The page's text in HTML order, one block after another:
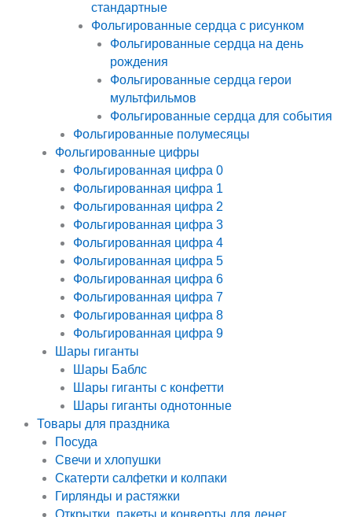
стандартные
Фольгированные сердца с рисунком
Фольгированные сердца на день
рождения
Фольгированные сердца герои
мультфильмов
Фольгированные сердца для события
Фольгированные полумесяцы
Фольгированные цифры
Фольгированная цифра 0
Фольгированная цифра 1
Фольгированная цифра 2
Фольгированная цифра 3
Фольгированная цифра 4
Фольгированная цифра 5
Фольгированная цифра 6
Фольгированная цифра 7
Фольгированная цифра 8
Фольгированная цифра 9
Шары гиганты
Шары Баблс
Шары гиганты с конфетти
Шары гиганты однотонные
Товары для праздника
Посуда
Свечи и хлопушки
Скатерти салфетки и колпаки
Гирлянды и растяжки